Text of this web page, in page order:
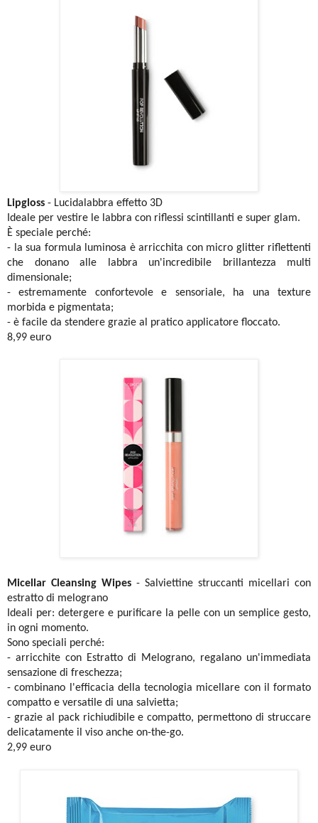
Lipgloss - Lucidalabbra effetto 3D
Ideale per vestire le labbra con riflessi scintillanti e super glam.
È speciale perché:
- la sua formula luminosa è arricchita con micro glitter riflettenti
che donano alle labbra un'incredibile brillantezza multi
dimensionale;
- estremamente confortevole e sensoriale, ha una texture
morbida e pigmentata;
- è facile da stendere grazie al pratico applicatore floccato.
8,99 euro
Micellar Cleansing Wipes - Salviettine struccanti micellari con
estratto di melograno
Ideali per: detergere e purificare la pelle con un semplice gesto,
in ogni momento.
Sono speciali perché:
- arricchite con Estratto di Melograno, regalano un'immediata
sensazione di freschezza;
- combinano l'efficacia della tecnologia micellare con il formato
compatto e versatile di una salvietta;
- grazie al pack richiudibile e compatto, permettono di struccare
delicatamente il viso anche on-the-go.
2,99 euro